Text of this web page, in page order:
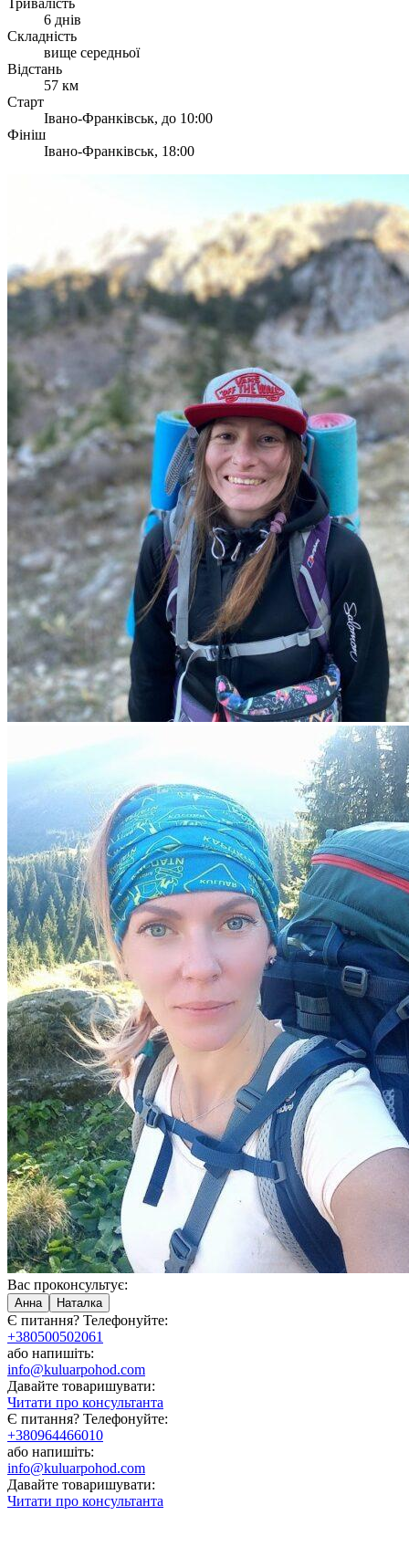
6 днів
Складність
вище середньої
Відстань
57 км
Старт
Івано-Франківськ, до 10:00
Фініш
Івано-Франківськ, 18:00
Вас проконсультує:
Анна Наталка
Є питання? Телефонуйте:
+380500502061
або напишіть:
info@kuluarpohod.com
Давайте товаришувати:
Читати про консультанта
Є питання? Телефонуйте:
+380964466010
або напишіть:
info@kuluarpohod.com
Давайте товаришувати:
Читати про консультанта